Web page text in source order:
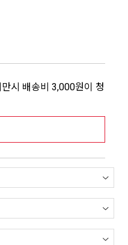
시 배송비 3,000원이 청